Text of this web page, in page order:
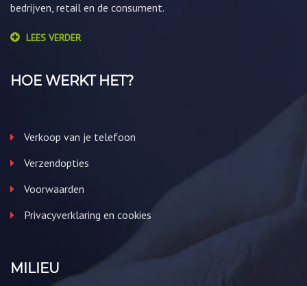
bedrijven, retail en de consument.
LEES VERDER
HOE WERKT HET?
Verkoop van je telefoon
Verzendopties
Voorwaarden
Privacyverklaring en cookies
MILIEU